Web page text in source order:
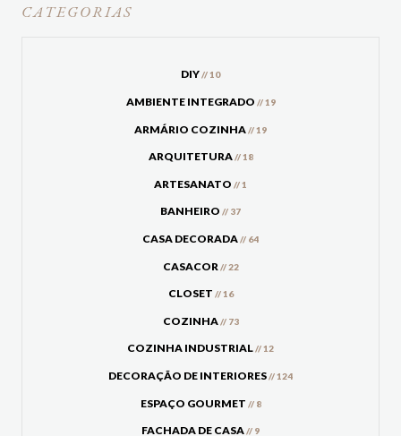
CATEGORIAS
DIY// 10
AMBIENTE INTEGRADO // 19
ARMÁRIO COZINHA// 19
ARQUITETURA// 18
ARTESANATO // 1
BANHEIRO // 37
CASA DECORADA// 64
CASACOR // 22
CLOSET // 16
COZINHA// 73
COZINHA INDUSTRIAL// 12
DECORAÇÃO DE INTERIORES// 124
ESPAÇO GOURMET // 8
FACHADA DE CASA// 9